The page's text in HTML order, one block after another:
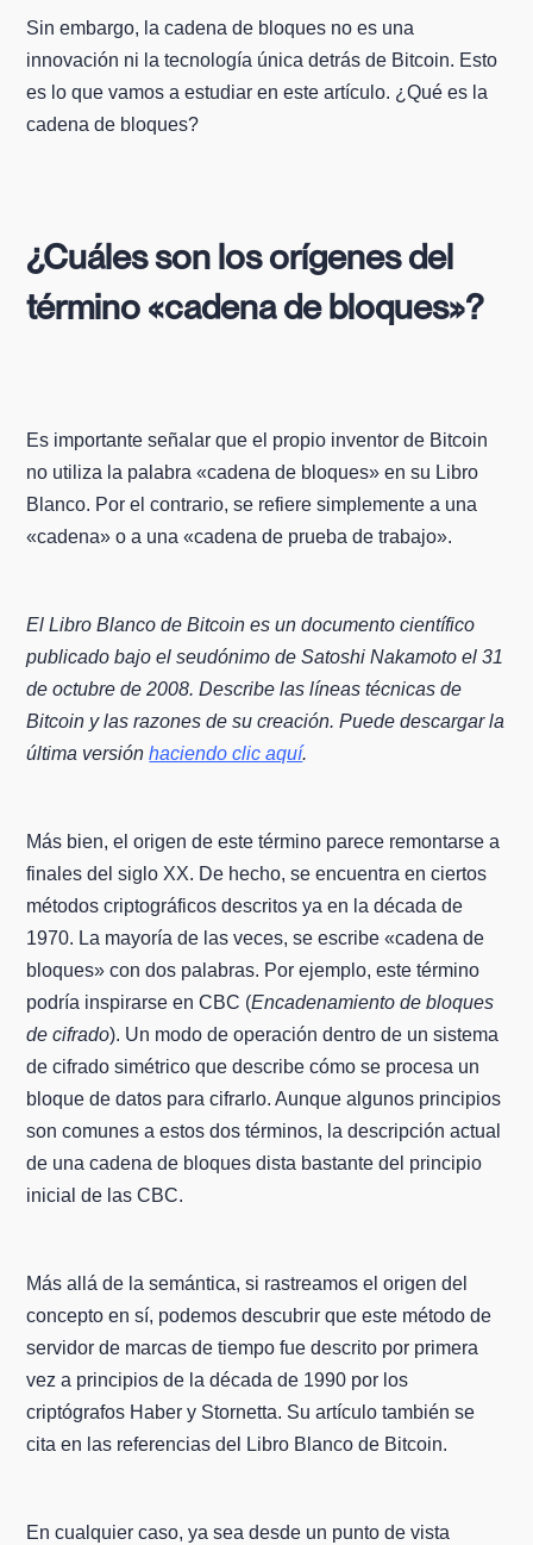
Sin embargo, la cadena de bloques no es una
innovación ni la tecnología única detrás de Bitcoin. Esto
es lo que vamos a estudiar en este artículo. ¿Qué es la
cadena de bloques?
¿Cuáles son los orígenes del
término «cadena de bloques»?
Es importante señalar que el propio inventor de Bitcoin
no utiliza la palabra «cadena de bloques» en su Libro
Blanco. Por el contrario, se refiere simplemente a una
«cadena» o a una «cadena de prueba de trabajo».
El Libro Blanco de Bitcoin es un documento científico
publicado bajo el seudónimo de Satoshi Nakamoto el 31
de octubre de 2008. Describe las líneas técnicas de
Bitcoin y las razones de su creación. Puede descargar la
última versiónhaciendo clic aquí.
Más bien, el origen de este término parece remontarse a
finales del siglo XX. De hecho, se encuentra en ciertos
métodos criptográficos descritos ya en la década de
1970. La mayoría de las veces, se escribe «cadena de
bloques» con dos palabras. Por ejemplo, este término
podría inspirarse en CBC (Encadenamiento de bloques
de cifrado). Un modo de operación dentro de un sistema
de cifrado simétrico que describe cómo se procesa un
bloque de datos para cifrarlo. Aunque algunos principios
son comunes a estos dos términos, la descripción actual
de una cadena de bloques dista bastante del principio
inicial de las CBC.
Más allá de la semántica, si rastreamos el origen del
concepto en sí, podemos descubrir que este método de
servidor de marcas de tiempo fue descrito por primera
vez a principios de la década de 1990 por los
criptógrafos Haber y Stornetta. Su artículo también se
cita en las referencias del Libro Blanco de Bitcoin.
En cualquier caso, ya sea desde un punto de vista